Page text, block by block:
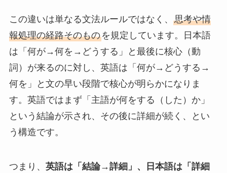
この違いは単なる文法ルールではなく、 思考や情
報処理の経路そのものを規定しています。日本語
は「何が→何を→どうする」と最後に核心（動
詞）が来るのに対し、英語は「何が→どうする→
何を」と文の早い段階で核心が明らかになりま
す。英語ではまず「主語が何をする（した）か」
という結論が示され、その後に詳細が続く、とい
う構造です。
つまり、 英語は「結論→詳細」、日本語は「詳細